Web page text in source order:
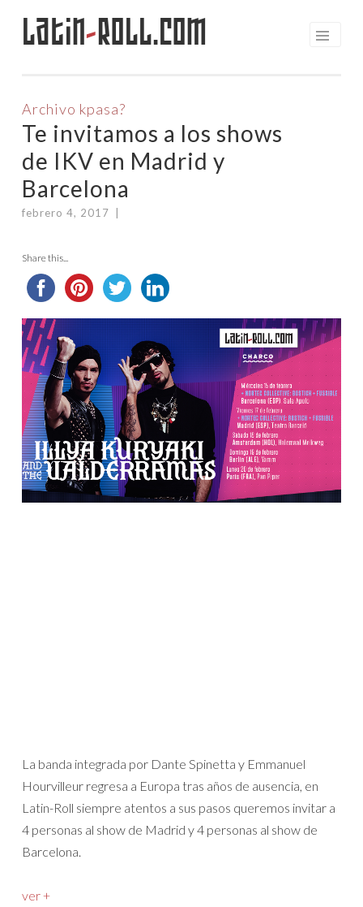
Saltar
Latin-Roll.com
Archivo kpasa?
Te invitamos a los shows
de IKV en Madrid y
Barcelona
febrero 4, 2017
Share this...
La banda integrada por Dante Spinetta y Emmanuel
Hourvilleur regresa a Europa tras años de ausencia, en
Latin-Roll siempre atentos a sus pasos queremos invitar a
4 personas al show de Madrid y 4 personas al show de
Barcelona.
ver +